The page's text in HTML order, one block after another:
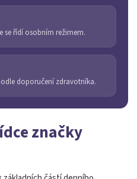
se řídí osobním režimem.
doporučení zdravotníka.
značky